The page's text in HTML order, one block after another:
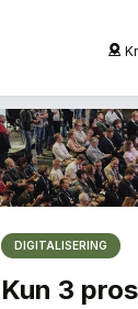
DIGITALISERING
Kun 3